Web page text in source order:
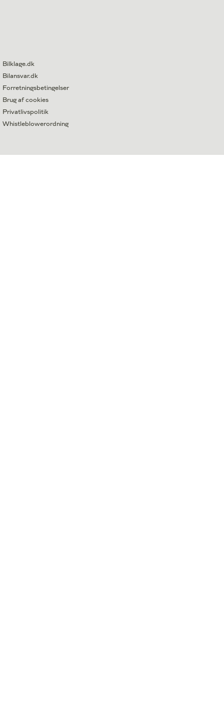
Bilklage.dk
Bilansvar.dk
Forretningsbetingelser
Brug af cookies
Privatlivspolitik
Whistleblowerordning